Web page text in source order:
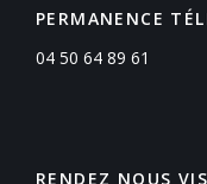
PERMANENCE
04 50 64 89 61
RENDEZ NOUS